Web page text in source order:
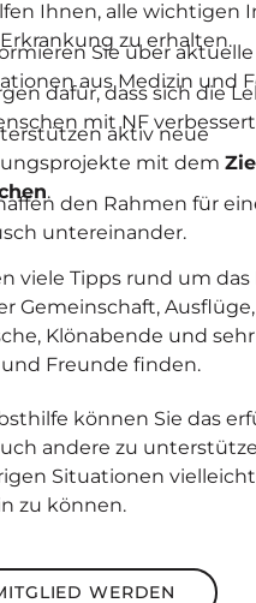
Ihnen, alle wichtigen
zu erhalten.
Sie über aktuelle
aus Medizin und
dafür, dass sich die
mit NF
aktiv neue
mit dem
.
den Rahmen für
untereinander.
viele Tipps rund um
Gemeinschaft,
Klönabende und
Freunde finden.
können Sie das
andere zu
Situationen
zu können.
werdenWERDEN